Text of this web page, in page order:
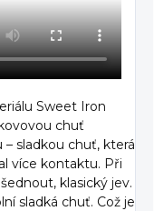
Sweet Iron
chuť
sladkou chuť, která
více kontaktu. Při
klasický jev.
sladká chuť. Což je